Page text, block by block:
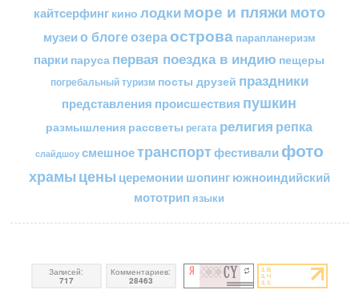
кайтсерфинг кино лодкиморе и пляжимото
музеи о блогеозераострова парапланеризм
парки паруса первая поездка в индию пещеры
погребальный туризм посты друзей праздники
представления происшествия пушкин
размышления рассветы регата религия репка
слайдшоу смешноетранспортфестивали фото
храмы цены церемонии шопингюжноиндийский
мототрип языки
Записей:
717
Комментариев:
28463